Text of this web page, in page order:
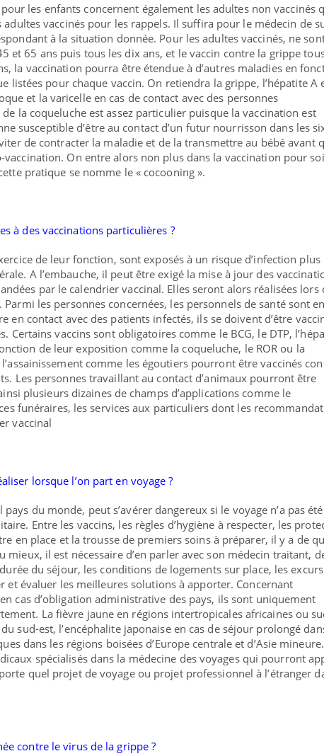
les enfants concernent également les adultes non vaccinés
vaccinés pour les rappels. Il suffira pour le médecin de
à la situation donnée. Pour les adultes vaccinés, ne
et 65 ans puis tous les dix ans, et le vaccin contre la grippe
la vaccination pourra être étendue à d’autres maladies en
listées pour chaque vaccin. On retiendra la grippe, l’hépatite A
et la varicelle en cas de contact avec des personnes
la coqueluche est assez particulier puisque la vaccination est
susceptible d’être au contact d’un futur nourrisson dans les
de contracter la maladie et de la transmettre au bébé avant
vaccination. On entre alors non plus dans la vaccination pour
pratique se nomme le « cocooning ».
à des vaccinations particulières ?
de leur fonction, sont exposés à un risque d’infection plus
. A l’embauche, il peut être exigé la mise à jour des
par le calendrier vaccinal. Elles seront alors réalisées lors
les personnes concernées, les personnels de santé sont en
en contact avec des patients infectés, ils se doivent d’être
Certains vaccins sont obligatoires comme le BCG, le DTP,
de leur exposition comme la coqueluche, le ROR ou la
comme les égoutiers pourront être vaccinés
Les personnes travaillant au contact d’animaux pourront être
plusieurs dizaines de champs d’applications comme le
funéraires, les services aux particuliers dont les
vaccinal
lorsque l’on part en voyage ?
du monde, peut s’avérer dangereux si le voyage n’a pas
Entre les vaccins, les règles d’hygiène à respecter, les
en place et la trousse de premiers soins à préparer, il y a de
mieux, il est nécessaire d’en parler avec son médecin traitant,
du séjour, les conditions de logements sur place, les
et évaluer les meilleures solutions à apporter. Concernant
cas d’obligation administrative des pays, ils sont uniquement
La fièvre jaune en régions intertropicales africaines ou
sud-est, l’encéphalite japonaise en cas de séjour prolongé
dans les régions boisées d’Europe centrale et d’Asie
spécialisésdans la médecine des voyages qui pourront
quel projet de voyage ou projet professionnel à l’étranger
contre le virus de la grippe ?